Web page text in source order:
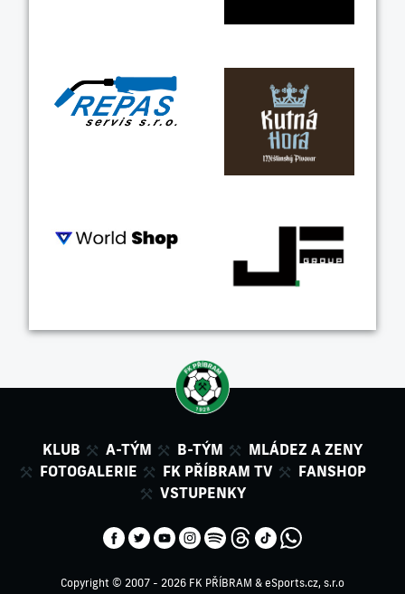
KLUB A-TÝM B-TÝM
MLÁDEZ A ZENY
FOTOGALERIE
FK PŘÍBRAM TV
FANSHOP
VSTUPENKY
Copyright © 2007 - 2026 FK PŘÍBRAM & eSports.cz, s.r.o